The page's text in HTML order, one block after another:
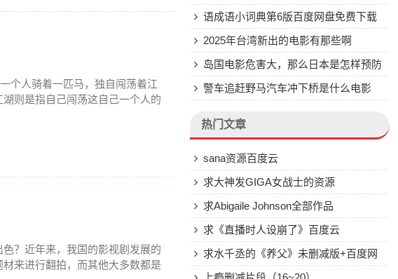
个人骑着一匹马，独自闯荡着江
则是指自己闯荡这自己一个人的
？近年来，我国的影视剧发展的
来进行翻拍，而其他大多数都是
语成语小词典第6版百度网盘免费下载
2025年台湾新出的电影有那些啊
岛国电影危害大，那么日本是怎样预防
青少年上瘾的，有措施吗？
警车追赶野马汽车冲下桥是什么电影
热门文章
sana资源百度云
求大神发GIGA女战士的资源
求Abigaile Johnson全部作品
求《直播时人设崩了》百度云
求水千丞的《养父》未删减版+百度网